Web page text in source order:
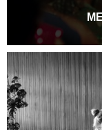
Výroční 20.
soutěži 28
Více informací